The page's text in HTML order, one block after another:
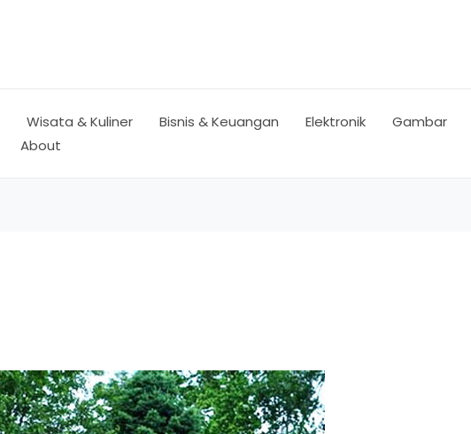
Wisata & Kuliner Bisnis & Keuangan Elektronik Gambar
About